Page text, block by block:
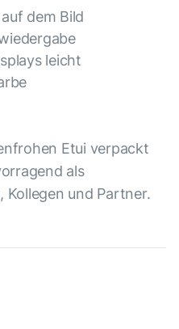
dem Bild
leicht
Etui verpackt
als
Kollegen und Partner.